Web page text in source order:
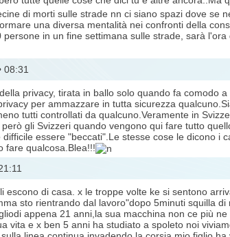
di morti sulle strade nn ci siano spazi dove
una diversa mentalità nei confronti della
in un fine settimana sulle strade, sarà
08:31
privacy, tirata in ballo solo quando fa comodo
per ammazzare in tutta sicurezza
tutti controllati da qualcuno.Veramente in
gli Svizzeri quando vengono qui fare tutto
essere "beccati".Le stesse cose le dicono
fare qualcosa.Blea!!!
di casa. x le troppe volte ke si sentono
sto rientrando dal lavoro"dopo 5minuti squilla
appena 21 anni,la sua macchina non ce più
vita e x ben 5 anni ha studiato a spoleto noi